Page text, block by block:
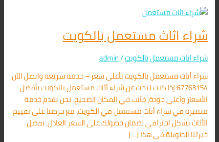
شراء اثاث مستعمل بالكويت
شراء اثاث مستعمل بالكويت/
admin
شراء أثاث مستعمل بالكويت بأعلى سعر – خدمة سريعة واتصل الآن
67763154 إذا كنت تبحث عن شراء أثاث مستعمل بالكويت بأفضل
الأسعار وأعلى جودة، فأنت في المكان الصحيح. نحن نقدم خدمة
متميزة في شراء أثاث مستعمل في الكويت، مع حرصنا على تقييم
الأثاث بشكل احترافي لضمان حصولك على السعر العادل. بفضل
خبرتنا الطويلة في هذا […]